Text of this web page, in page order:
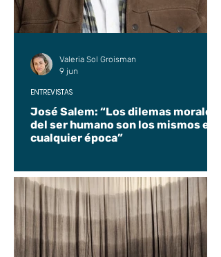
José Salem: “Los dilemas morales
del ser humano son los mismos en
cualquier época”
ENTREVISTAS
Valeria Sol Groisman
9 jun